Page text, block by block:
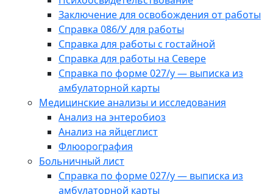
Заключение для освобождения от работы
Справка 086/У для работы
Справка для работы с гостайной
Справка для работы на Севере
Справка по форме 027/у — выписка из
амбулаторной карты
Медицинские анализы и исследования
Анализ на энтеробиоз
Анализ на яйцеглист
Флюорография
Больничный лист
Справка по форме 027/у — выписка из
амбулаторной карты